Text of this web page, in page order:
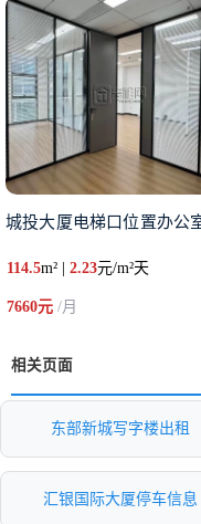
114.5m² | 2.23元/m²天
7660元 /月
相关页面
东部新城写字楼出租
汇银国际大厦停车信息